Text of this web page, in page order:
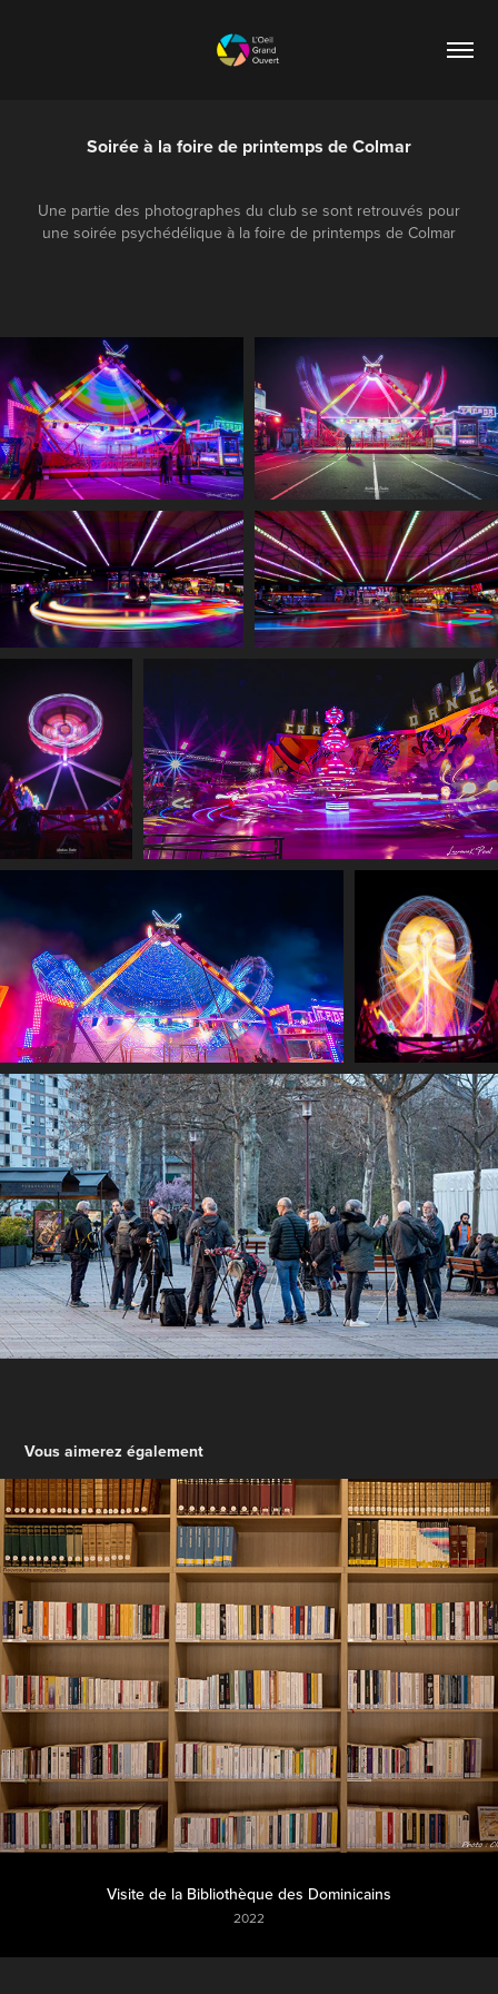
Soirée à la foire de printemps de Colmar
Une partie des photographes du club se sont retrouvés pour
une soirée psychédélique à la foire de printemps de Colmar
Vous aimerez également
Visite de la Bibliothèque des Dominicains
2022